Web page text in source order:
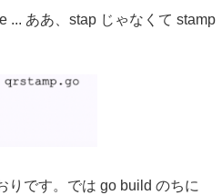
... ああ、stap じゃなくて stamp
りです。では go build のちに